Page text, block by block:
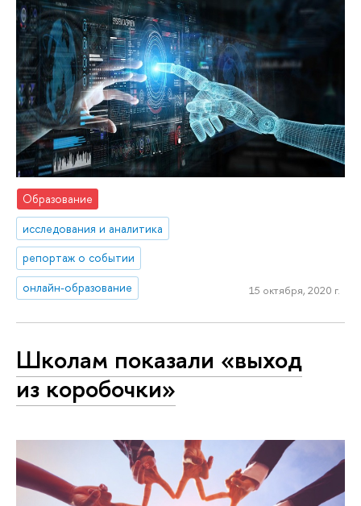
Образование
исследования и аналитика
репортаж о событии
онлайн-образование
15 октября, 2020 г.
Школам показали «выход
из коробочки»